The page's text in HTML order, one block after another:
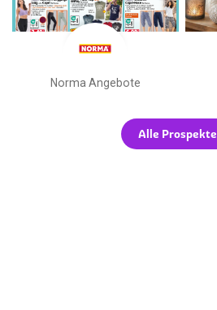
Norma Angebote
Alle Prospekte